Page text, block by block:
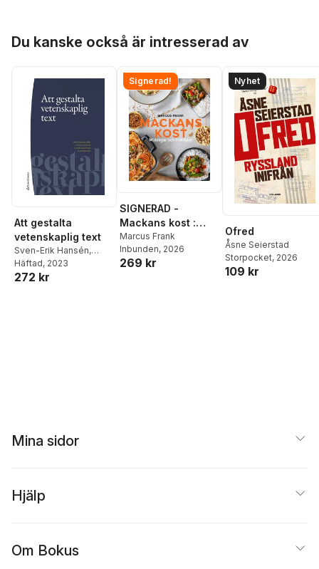
Du kanske också är intresserad av
Att gestalta
vetenskaplig text
Sven-Erik Hansén,
Jessica Aspfors
Gunilla Eklund
Häftad, 2023
272 kr
Signerad!
SIGNERAD -
Mackans kost :
Middagar och
matlådor
Marcus Frank
Inbunden, 2026
269 kr
Nyhet
Ofred
Åsne Seierstad
Storpocket, 2026
109 kr
Mina sidor
Hjälp
Om Bokus